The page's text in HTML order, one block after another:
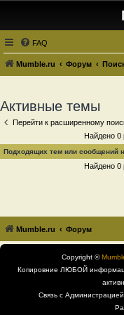
FAQ
Mumble.ru Форум
Активные темы
Перейти к расширенному
Найдено 0
Подходящих тем или сообщений
Найдено 0
Mumble.ru Форум
Copyright ©
Копировние ЛЮБОЙ
Связь с